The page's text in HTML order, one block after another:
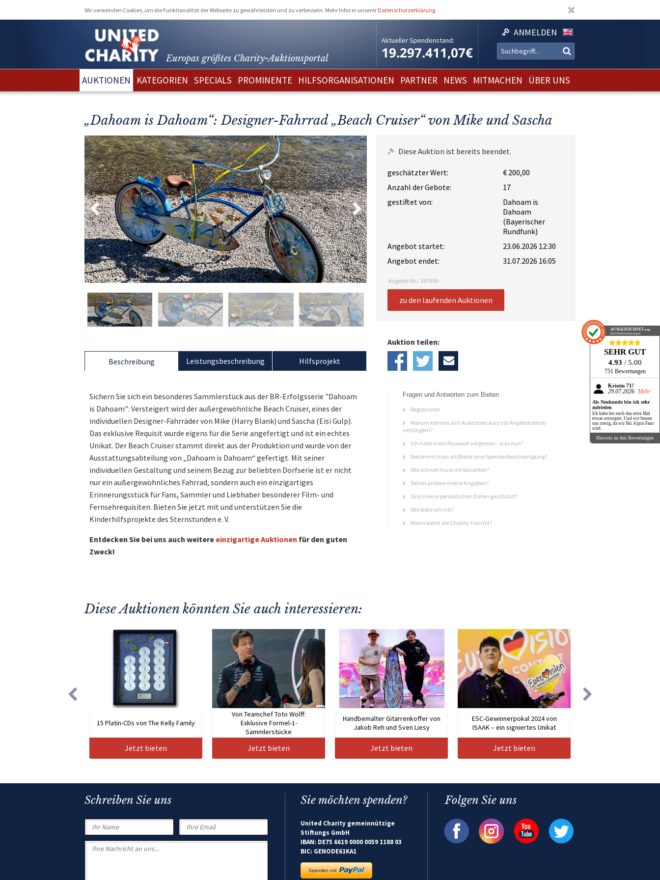
Wir verwenden Cookies, um die Funktionalität der Webseite zu gewährleisten und zu verbessern. Mehr Infos in unserer Datenschutzerklärung.
Europas größtes Charity-Auktionsportal
Aktueller Spendenstand:
19.297.411,07€
ANMELDEN
AUKTIONEN KATEGORIEN SPECIALS PROMINENTE HILFSORGANISATIONEN PARTNER NEWS MITMACHEN ÜBER UNS
„Dahoam is Dahoam“: Designer-Fahrrad „Beach Cruiser“ von Mike und Sascha
Diese Auktion ist bereits beendet.
geschätzter Wert:
€ 200,00
Anzahl der Gebote:
17
gestiftet von:
Dahoam is
Dahoam
(Bayerischer
Rundfunk)
Angebot startet:
23.06.2026 12:30
Angebot endet:
31.07.2026 16:05
Angebot Nr.: 347659
zu den laufenden Auktionen
Beschreibung
Sichern Sie sich ein besonderes Sammlerstück aus der BR-Erfolgsserie "Dahoam
is Dahoam": Versteigert wird der außergewöhnliche Beach Cruiser, eines der
individuellen Designer-Fahrräder von Mike (Harry Blank) und Sascha (Eisi Gulp).
Das exklusive Requisit wurde eigens für die Serie angefertigt und ist ein echtes
Unikat. Der Beach Cruiser stammt direkt aus der Produktion und wurde von der
Ausstattungsabteilung von „Dahoam is Dahoam“ gefertigt. Mit seiner
individuellen Gestaltung und seinem Bezug zur beliebten Dorfserie ist er nicht
nur ein außergewöhnliches Fahrrad, sondern auch ein einzigartiges
Erinnerungsstück für Fans, Sammler und Liebhaber besonderer Film- und
Fernsehrequisiten. Bieten Sie jetzt mit und unterstützen Sie die
Kinderhilfsprojekte des Sternstunden e. V.
Entdecken Sie bei uns auch weitere einzigartige Auktionen für den guten
Zweck!
Leistungsbeschreibung Hilfsprojekt
Auktion teilen:
Fragen und Antworten zum Bieten
Registrieren
Warum können sich Auktionen kurz vor Angebotsende
verlängern?
Ich habe mein Passwort vergessen - was nun?
Bekommt man als Bieter eine Spendenbescheinigung?
Wie schnell muss ich bezahlen?
Sehen andere meine Angaben?
Sind meine persönlichen Daten geschützt?
Wie biete ich mit?
Wann bietet die Charity-Fee mit?
Diese Auktionen könnten Sie auch interessieren:
15 Platin-CDs von The Kelly Family
Jetzt bieten
Von Teamchef Toto Wolff:
Exklusive Formel-1-
Sammlerstücke
Jetzt bieten
Handbemalter Gitarrenkoffer von
Jakob Reh und Sven Liesy
Jetzt bieten
ESC-Gewinnerpokal 2024 von
ISAAK – ein signiertes Unikat
Jetzt bieten
Schreiben Sie uns Sie möchten spenden?
United Charity gemeinnützige
Stiftungs GmbH
IBAN: DE75 6619 0000 0059 1188 03
BIC: GENODE61KA1
Folgen Sie uns
AUSGEZEICHNET.org
Kundenbewertungen
SEHR GUT
4.93 / 5.00
751 Bewertungen
Kristin 71!
29.07.2026 Mehr
Als Neukunde bin ich sehr
zufrieden
Ich habe bei euch das erste Mal
etwas ersteigert. Und wir freuen
uns riesig, da wir Ski Alpin Fans
sind.
Hinweis zu den Bewertungen